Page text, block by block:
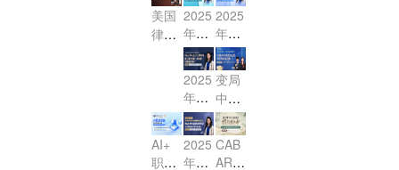
提分
大揭
秘！
助力
2026
年2
月加
州律
考！
核心
考点
精
讲，
攻克
高频
难点
小法
精
讲：
考点
突破
与高
代理
与合
伙法
精
讲：
Sere
na带
你攻
克高
法高
效突
破：
中美
执业
讲师
带你
直击
核
美国
律师
拿证
流程
与备
考高
2025
年7
月考
期大
冲刺
Essa
y & P
T守
分利
2025
年7
月考
期大
冲刺
Essa
y & P
T守
分利
2025
年CA
BAR
火热
报名
变局
中的
选
择：
2025
AI+
职业
2025
年CA
CAB
AR报